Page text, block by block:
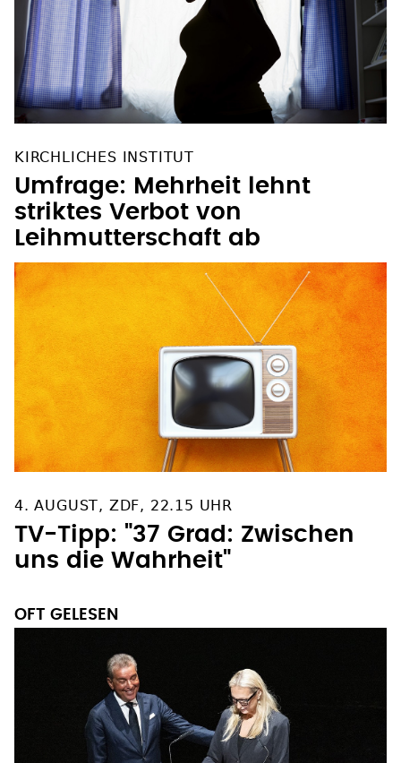
KIRCHLICHES INSTITUT
Umfrage: Mehrheit lehnt
striktes Verbot von
Leihmutterschaft ab
4. AUGUST, ZDF, 22.15 UHR
TV-Tipp: "37 Grad: Zwischen
uns die Wahrheit"
OFT GELESEN